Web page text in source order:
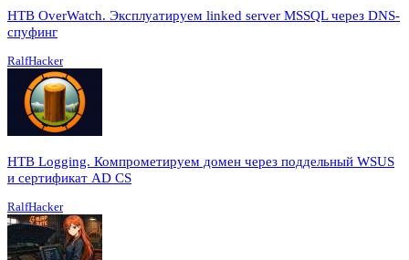
HTB OverWatch. Эксплуатируем linked server MSSQL через DNS-
спуфинг
RalfHacker
HTB Logging. Компрометируем домен через поддельный WSUS
и сертификат AD CS
RalfHacker